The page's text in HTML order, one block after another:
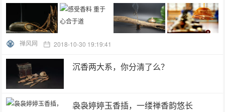
禅风网 2018-10-30 19:19:41
沉香两大系，你分清了么？
袅袅婷婷玉香插，一缕禅香韵悠长